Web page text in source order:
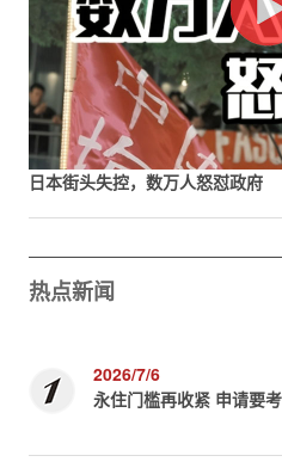
日本街头失控，数万人怒怼政府
热点新闻
2026/7/6
永住门槛再收紧 申请要